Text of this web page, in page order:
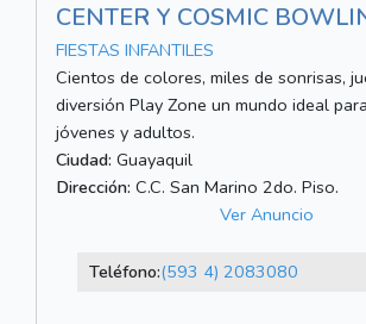
CENTER Y COSMIC
FIESTAS INFANTILES
Cientos de colores, miles de sonrisas,
diversión Play Zone un mundo ideal
jóvenes y adultos.
Ciudad: Guayaquil
Dirección: C.C. San Marino 2do. Piso.
Ver Anuncio
Teléfono:(593 4) 2083080